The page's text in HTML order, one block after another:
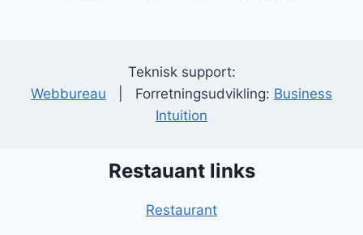
Teknisk support:
Webbureau | Forretningsudvikling: Business
Intuition
Restauant links
Restaurant